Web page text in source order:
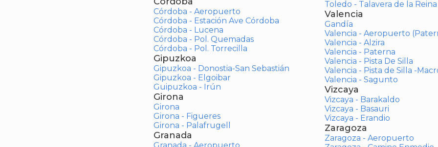
Córdoba - Aeropuerto
Córdoba - Estación Ave Córdoba
Córdoba - Lucena
Córdoba - Pol. Quemadas
Córdoba - Pol. Torrecilla
Gipuzkoa
Gipuzkoa - Donostia-San Sebastián
Gipuzkoa - Elgoibar
Guipuzkoa - Irún
Girona
Girona
Girona - Figueres
Girona - Palafrugell
Granada
Toledo - Talavera de la Reina
Valencia
Gandía
Valencia - Aeropuerto
Valencia - Alzira
Valencia - Paterna
Valencia - Pista De Silla
Valencia - Pista de Silla -
Valencia - Sagunto
Vizcaya
Vizcaya - Barakaldo
Vizcaya - Basauri
Vizcaya - Erandio
Zaragoza
Zaragoza - Aeropuerto